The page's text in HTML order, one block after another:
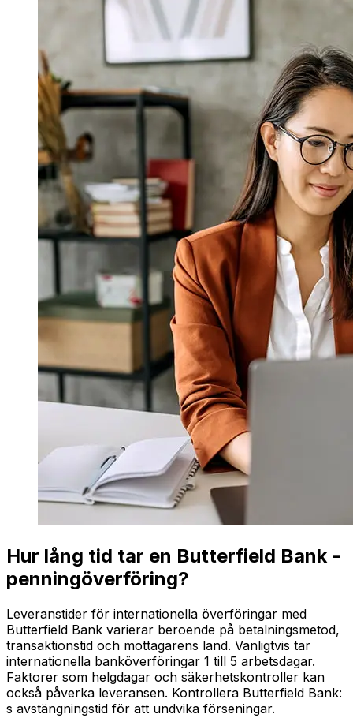
Hur lång tid tar en Butterfield Bank -
penningöverföring?
Leveranstider för internationella överföringar med
Butterfield Bank varierar beroende på betalningsmetod,
transaktionstid och mottagarens land. Vanligtvis tar
internationella banköverföringar 1 till 5 arbetsdagar.
Faktorer som helgdagar och säkerhetskontroller kan
också påverka leveransen. Kontrollera Butterfield Bank:
s avstängningstid för att undvika förseningar.